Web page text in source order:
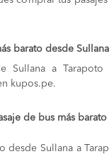
barato desde
Sullana a
kupos.pe.
de bus más
desde Sullana a